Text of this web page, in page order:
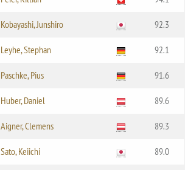
Kobayashi, Junshiro 92.3
Leyhe, Stephan 92.1
Paschke, Pius 91.6
Huber, Daniel 89.6
Aigner, Clemens 89.3
Sato, Keiichi 89.0